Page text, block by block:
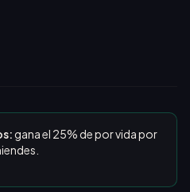
gana el 25% de por vida por